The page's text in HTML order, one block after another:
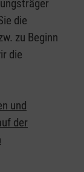
die
zu Beginn
die
und
der